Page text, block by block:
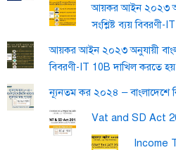
আয়কর আইন ২০২৩
সংশ্লিষ্ট ব্যয়
আয়কর আইন ২০২৩ অনুযায়ী
বিবরণী-IT 10B দাখিল করতে
ন্যূনতম কর ২০২৪ – বাংলাদেশে
Vat and SD Act
Income